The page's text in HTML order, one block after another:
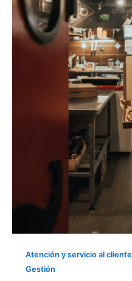
Atención y servicio al cliente
Gestión
PARA
ANTICIPARTE
A
NECESIDADES
CLIENTES